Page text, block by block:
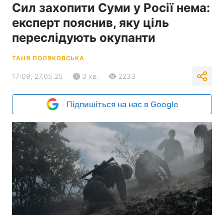
Сил захопити Суми у Росії нема:
експерт пояснив, яку ціль
переслідують окупанти
ТАНЯ ПОЛЯКОВСЬКА
17:09, 27.05.25 3 хв. 2233
Підпишіться на нас в Google